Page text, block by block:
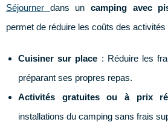
Séjourner dans un camping avec
permet de réduire les coûts des activités
Cuisiner sur place : Réduire les
préparant ses propres repas.
Activités gratuites ou à prix
installations du camping sans frais